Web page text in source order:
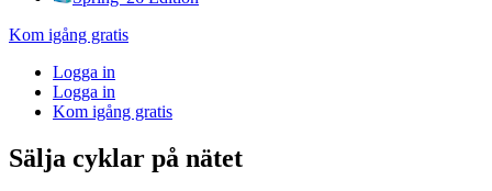
Kom igång gratis
Logga in
Logga in
Kom igång gratis
Sälja cyklar på nätet